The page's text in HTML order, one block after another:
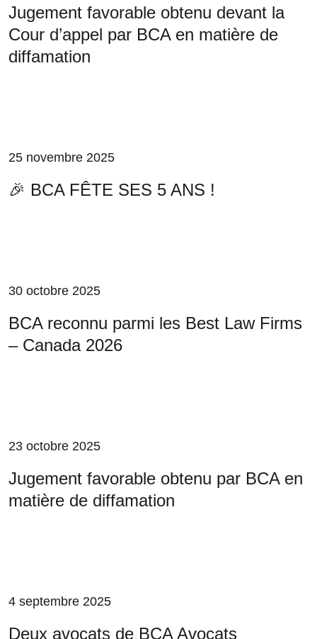
Jugement favorable obtenu devant la
Cour d’appel par BCA en matière de
diffamation
25 novembre 2025
🎉 BCA FÊTE SES 5 ANS !
30 octobre 2025
BCA reconnu parmi les Best Law Firms
– Canada 2026
23 octobre 2025
Jugement favorable obtenu par BCA en
matière de diffamation
4 septembre 2025
Deux avocats de BCA Avocats